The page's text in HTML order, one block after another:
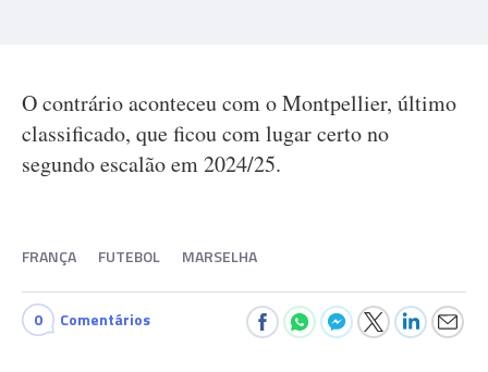
O contrário aconteceu com o Montpellier, último
classificado, que ficou com lugar certo no
segundo escalão em 2024/25.
FRANÇA FUTEBOL MARSELHA
0 Comentários